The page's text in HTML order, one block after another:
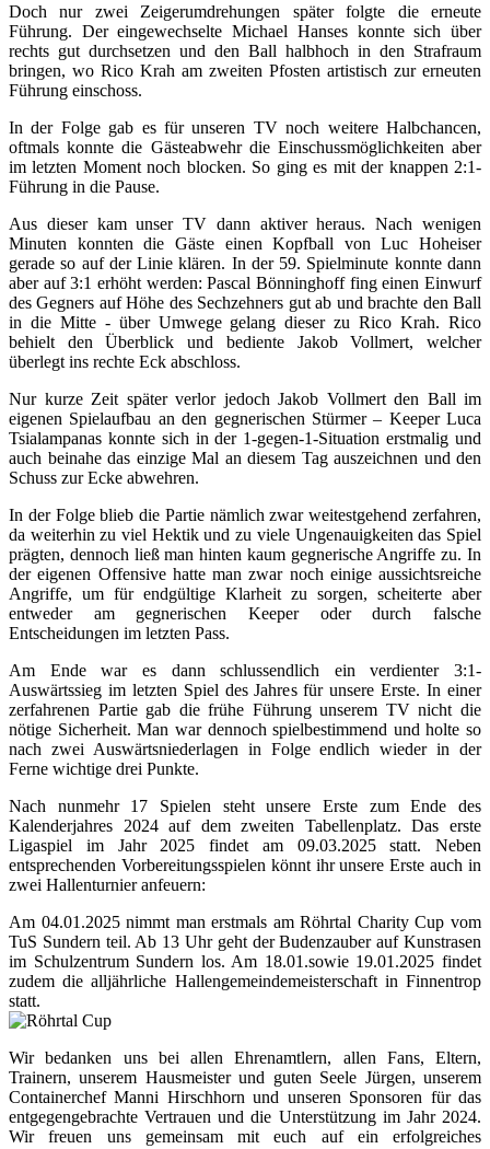
Doch nur zwei Zeigerumdrehungen später folgte die erneute
Führung. Der eingewechselte Michael Hanses konnte sich über
rechts gut durchsetzen und den Ball halbhoch in den Strafraum
bringen, wo Rico Krah am zweiten Pfosten artistisch zur erneuten
Führung einschoss.
In der Folge gab es für unseren TV noch weitere Halbchancen,
oftmals konnte die Gästeabwehr die Einschussmöglichkeiten aber
im letzten Moment noch blocken. So ging es mit der knappen 2:1-
Führung in die Pause.
Aus dieser kam unser TV dann aktiver heraus. Nach wenigen
Minuten konnten die Gäste einen Kopfball von Luc Hoheiser
gerade so auf der Linie klären. In der 59. Spielminute konnte dann
aber auf 3:1 erhöht werden: Pascal Bönninghoff fing einen Einwurf
des Gegners auf Höhe des Sechzehners gut ab und brachte den Ball
in die Mitte - über Umwege gelang dieser zu Rico Krah. Rico
behielt den Überblick und bediente Jakob Vollmert, welcher
überlegt ins rechte Eck abschloss.
Nur kurze Zeit später verlor jedoch Jakob Vollmert den Ball im
eigenen Spielaufbau an den gegnerischen Stürmer – Keeper Luca
Tsialampanas konnte sich in der 1-gegen-1-Situation erstmalig und
auch beinahe das einzige Mal an diesem Tag auszeichnen und den
Schuss zur Ecke abwehren.
In der Folge blieb die Partie nämlich zwar weitestgehend zerfahren,
da weiterhin zu viel Hektik und zu viele Ungenauigkeiten das Spiel
prägten, dennoch ließ man hinten kaum gegnerische Angriffe zu. In
der eigenen Offensive hatte man zwar noch einige aussichtsreiche
Angriffe, um für endgültige Klarheit zu sorgen, scheiterte aber
entweder am gegnerischen Keeper oder durch falsche
Entscheidungen im letzten Pass.
Am Ende war es dann schlussendlich ein verdienter 3:1-
Auswärtssieg im letzten Spiel des Jahres für unsere Erste. In einer
zerfahrenen Partie gab die frühe Führung unserem TV nicht die
nötige Sicherheit. Man war dennoch spielbestimmend und holte so
nach zwei Auswärtsniederlagen in Folge endlich wieder in der
Ferne wichtige drei Punkte.
Nach nunmehr 17 Spielen steht unsere Erste zum Ende des
Kalenderjahres 2024 auf dem zweiten Tabellenplatz. Das erste
Ligaspiel im Jahr 2025 findet am 09.03.2025 statt. Neben
entsprechenden Vorbereitungsspielen könnt ihr unsere Erste auch in
zwei Hallenturnier anfeuern:
Am 04.01.2025 nimmt man erstmals am Röhrtal Charity Cup vom
TuS Sundern teil. Ab 13 Uhr geht der Budenzauber auf Kunstrasen
im Schulzentrum Sundern los. Am 18.01.sowie 19.01.2025 findet
zudem die alljährliche Hallengemeindemeisterschaft in Finnentrop
statt.
Wir bedanken uns bei allen Ehrenamtlern, allen Fans, Eltern,
Trainern, unserem Hausmeister und guten Seele Jürgen, unserem
Containerchef Manni Hirschhorn und unseren Sponsoren für das
entgegengebrachte Vertrauen und die Unterstützung im Jahr 2024.
Wir freuen uns gemeinsam mit euch auf ein erfolgreiches